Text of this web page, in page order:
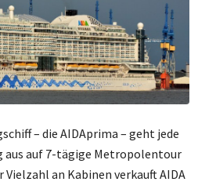
– die AIDAprima – geht jede
aus auf 7-tägige Metropolentour
Vielzahl an Kabinen verkauft AIDA